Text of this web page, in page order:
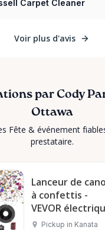
Carpet Cleaner
Voir plus d'avis
par Cody
Ottawa
Fête & événement
prestataire.
Lanceur de
à confettis -
VEVOR
1500 W
Pickup in Kanata